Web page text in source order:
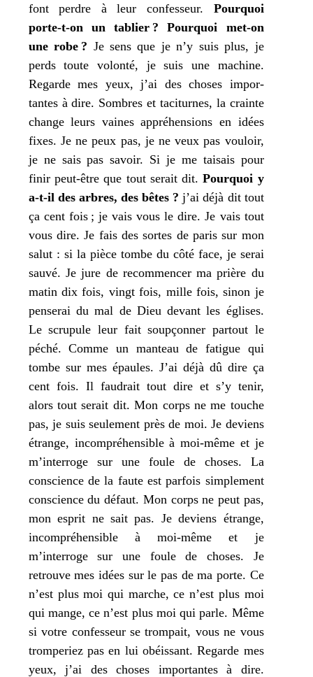
font perdre à leur confes­seur. Pourquoi
porte-t-on un tablier ?
Pourquoi met-on
une robe ? Jesens que jen’y suis plus, je
perds toute volon­té, jesuis une machine.
Regardemes yeux,j’ai des choses impor­
tantes à dire. Sombres et taci­turnes, la crainte
change leurs vaines appré­hen­sions en idées
fixes. Je ne peux pas, jene veux pas vou­loir,
jene sais pas savoir. Si je me tai­sais pour
finir peut-être que tout serait dit.Pourquoi y
a‑t-il des arbres, des bêtes ? j’ai déjà dit tout
ça cent fois ;je vais vous le dire.Je vais tout
vous dire.Je fais des sortes de paris sur mon
salut : si la pièce tombe du côté face, jeserai
sau­vé.Je jure de recom­men­cerma prière du
matin dix fois, vingt fois, mille fois, sinon je
pen­se­rai du mal de Dieu devant les églises.
Le scru­pule leur fait soup­çon­ner par­tout le
péché. Comme un man­teau de fatigue qui
tombe sur mesépaules. J’ai déjà dû dire ça
cent fois. Il fau­drait tout dire et s’y tenir,
alors tout serait dit.Mon corps ne me touche
pas,je suis seule­ment près de moi.Je deviens
étrange, incom­pré­hen­sible à moi-même et je
m’interroge sur une foule de choses. La
conscience de la faute est par­fois sim­ple­ment
conscience du défaut. Mon corps ne peut pas,
mon esprit ne sait pas. Jedeviens étrange,
incom­pré­hen­sible à moi-même et je
m’interroge sur une foule de choses. Je
retrouvemes idées sur le pas dema porte. Ce
n’est plusmoi qui marche, ce n’est plus moi
qui mange, ce n’est plus moi qui parle. Même
si votre confes­seur se trom­pait, vous ne vous
trom­pe­riez pas en lui obéis­sant. Regarde mes
yeux,j’ai des choses impor­tantes à dire.